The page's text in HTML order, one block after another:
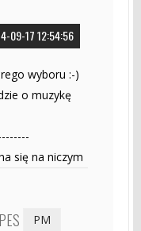
09-17 12:54:56
wyboru :-)
o muzykę
się na niczym
PM